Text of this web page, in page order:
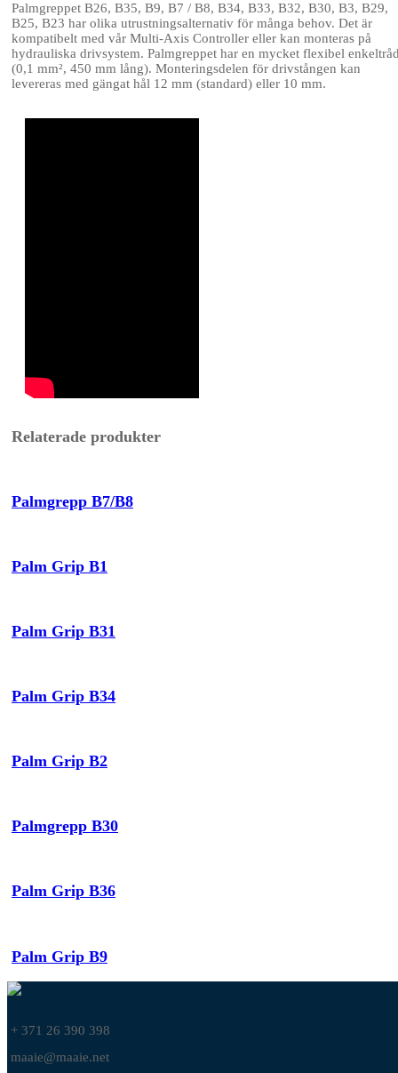
Palmgreppet B26, B35, B9, B7 / B8, B34, B33, B32, B30, B3, B29,
B25, B23 har olika utrustningsalternativ för många behov. Det är
kompatibelt med vår Multi-Axis Controller eller kan monteras på
hydrauliska drivsystem. Palmgreppet har en mycket flexibel
(0,1 mm², 450 mm lång). Monteringsdelen för drivstången kan
levereras med gängat hål 12 mm (standard) eller 10 mm.
Relaterade produkter
Palmgrepp B7/B8
Palm Grip B1
Palm Grip B31
Palm Grip B34
Palm Grip B2
Palmgrepp B30
Palm Grip B36
Palm Grip B9
+ 371 26 390 398
maaie@maaie.net